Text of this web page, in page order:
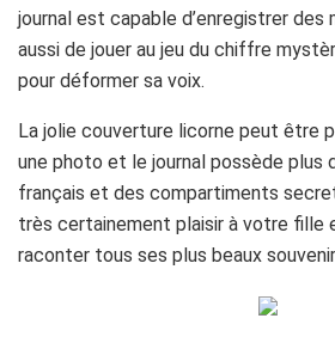
journal est capable d’enregistrer des
aussi de jouer au jeu du chiffre
pour déformer sa voix.
La jolie couverture licorne peut être
une photo et le journal possède plus
français et des compartiments
très certainement plaisir à votre fille
raconter tous ses plus beaux